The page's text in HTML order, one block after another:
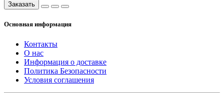
Заказать
Основная информация
Контакты
О нас
Информация о доставке
Политика Безопасности
Условия соглашения